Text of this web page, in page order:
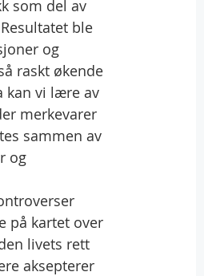
som del av
ble
og
raskt økende
kan vi lære av
merkevarer
sammen av
og
på kartet over
livets rett
aksepterer